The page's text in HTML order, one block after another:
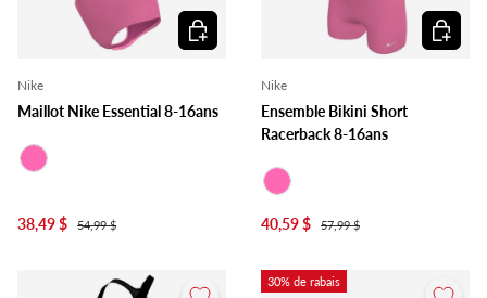
Nike
Maillot Nike Essential 8-16ans
38,49 $ 54,99 $
Choisir les options
Nike
Ensemble Bikini Short
Racerback 8-16ans
40,59 $
57,99 $
Choisir
30% de rabais